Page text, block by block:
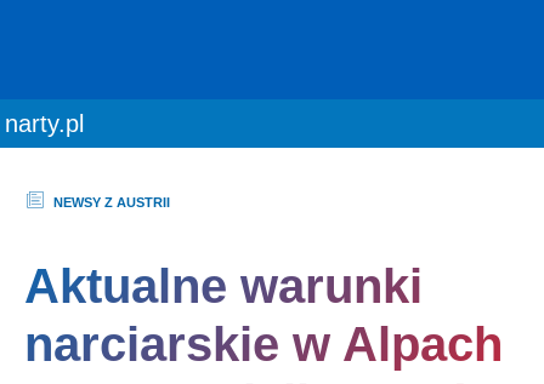
You are here:
narty.pl
NEWSY Z AUSTRII
Aktualne warunki
narciarskie w Alpach